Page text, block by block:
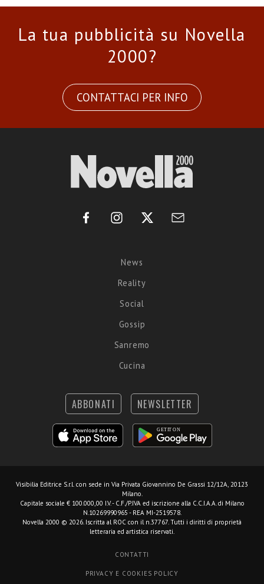
La tua pubblicità su Novella
2000?
CONTATTACI PER INFO
News
Reality
Social
Gossip
Sanremo
Cucina
ABBONATI NEWSLETTER
Visibilia Editrice S.r.l. con sede in Via Privata Giovannino De Grassi 12/12A, 20123
Milano.
Capitale sociale € 100.000,00 I.V. - C.F./P.IVA ed iscrizione alla C.C.I.A.A. di Milano
N.10269990965 - REA MI-2519578.
Novella 2000 © 2026. Iscritta al ROC con il n.37767. Tutti i diritti di proprietà
letteraria ed artistica riservati.
CONTATTI
PRIVACY E COOKIES POLICY